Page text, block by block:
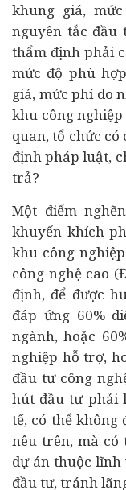
khung giá,
nguyên tắc đầu
thẩm định phải
mức độ phù
giá, mức phí do
khu công
quan, tổ chức
định pháp luật,
trả?
Một điểm
khuyến khích
khu công
công nghệ cao
định, để được
đáp ứng 60%
ngành, hoặc
nghiệp hỗ trợ,
đầu tư công
hút đầu tư phải
tế, có thể
nêu trên, mà có
dự án thuộc lĩnh
đầu tư, tránh